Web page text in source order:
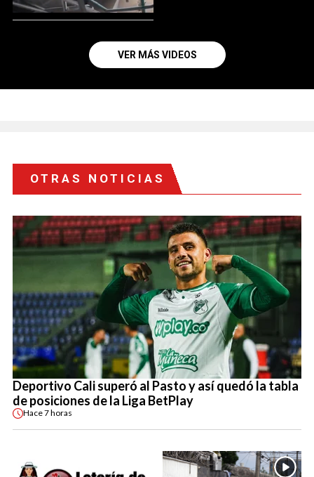
VER MÁS VIDEOS
OTRAS NOTICIAS
Deportivo Cali superó al Pasto y así quedó la tabla
de posiciones de la Liga BetPlay
Hace7 horas